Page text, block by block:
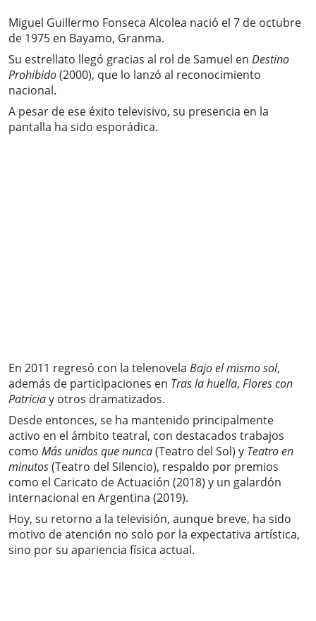
Miguel Guillermo Fonseca Alcolea nació el 7 de octubre
de 1975 en Bayamo, Granma.
Su estrellato llegó gracias al rol de Samuel en Destino
Prohibido(2000), que lo lanzó al reconocimiento
nacional.
A pesar de ese éxito televisivo, su presencia en la
pantalla ha sido esporádica.
En 2011 regresó con la telenovela Bajo el mismo sol,
además de participaciones en Tras la huella, Flores con
Patriciay otros dramatizados.
Desde entonces, se ha mantenido principalmente
activo en el ámbito teatral, con destacados trabajos
como Más unidos que nunca(Teatro del Sol) y Teatro en
minutos(Teatro del Silencio), respaldo por premios
como el Caricato de Actuación (2018) y un galardón
internacional en Argentina (2019).
Hoy, su retorno a la televisión, aunque breve, ha sido
motivo de atención no solo por la expectativa artística,
sino por su apariencia física actual.